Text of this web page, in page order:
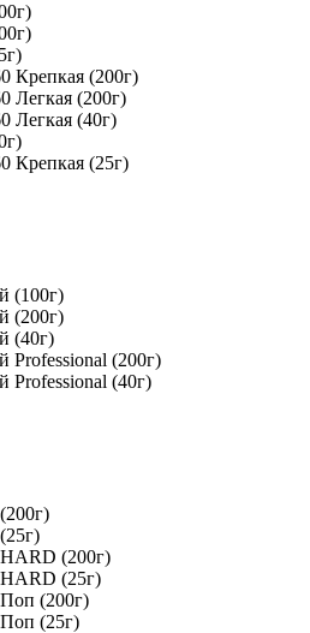
Крепкая (200г)
Легкая (200г)
Легкая (40г)
Крепкая (25г)
(100г)
(200г)
(40г)
Professional (200г)
Professional (40г)
(200г)
(25г)
(200г)
(25г)